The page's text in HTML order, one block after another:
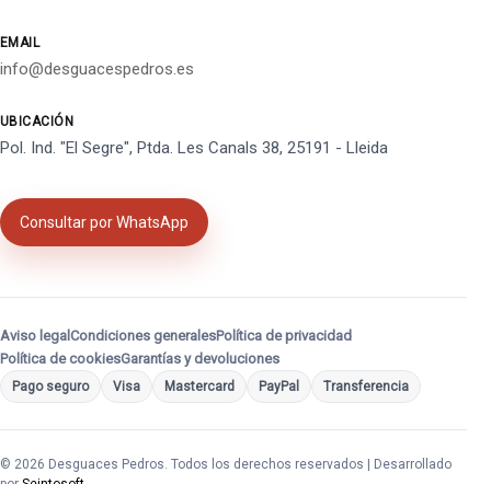
EMAIL
info@desguacespedros.es
UBICACIÓN
Pol. Ind. "El Segre", Ptda. Les Canals 38, 25191 - Lleida
Consultar por WhatsApp
Aviso legal Condiciones generalesPolítica de privacidad
Política de cookiesGarantías y devoluciones
Pago seguro Visa Mastercard PayPal Transferencia
© 2026 Desguaces Pedros. Todos los derechos reservados | Desarrollado